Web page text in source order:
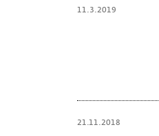
11.3.2019
21.11.2018